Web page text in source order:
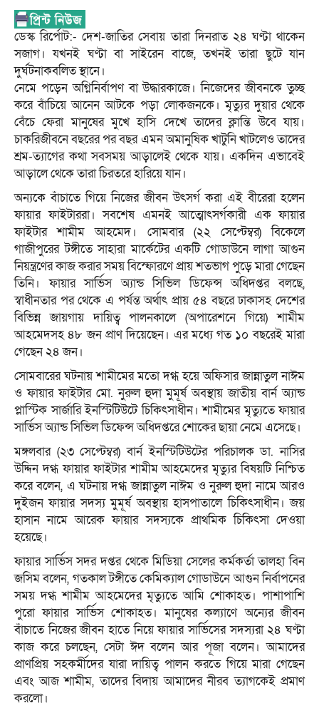
ডেস্ক রির্পোট:- দেশ-জাতির সেবায় তারা দিনরাত ২৪ ঘণ্টা থাকেন
সজাগ। যখনই ঘণ্টা বা সাইরেন বাজে, তখনই তারা ছুটে যান
দুর্ঘটনাকবলিত স্থানে।
নেমে পড়েন অগ্নিনির্বাপণ বা উদ্ধারকাজে। নিজেদের জীবনকে তুচ্ছ
করে বাঁচিয়ে আনেন আটকে পড়া লোকজনকে। মৃত্যুর দুয়ার থেকে
বেঁচে ফেরা মানুষের মুখে হাসি দেখে তাদের ক্লান্তি উবে যায়।
চাকরিজীবনে বছরের পর বছর এমন অমানুষিক খাটুনি খাটলেও তাদের
শ্রম-ত্যাগের কথা সবসময় আড়ালেই থেকে যায়। একদিন এভাবেই
আড়ালে থেকে তারা চিরতরে হারিয়ে যান।
অন্যকে বাঁচাতে গিয়ে নিজের জীবন উৎসর্গ করা এই বীরেরা হলেন
ফায়ার ফাইটাররা। সবশেষ এমনই আত্মোৎসর্গকারী এক ফায়ার
ফাইটার শামীম আহমেদ। সোমবার (২২ সেপ্টেম্বর) বিকেলে
গাজীপুরের টঙ্গীতে সাহারা মার্কেটের একটি গোডাউনে লাগা আগুন
নিয়ন্ত্রণের কাজ করার সময় বিস্ফোরণে প্রায় শতভাগ পুড়ে মারা গেছেন
তিনি। ফায়ার সার্ভিস অ্যান্ড সিভিল ডিফেন্স অধিদপ্তর বলছে,
স্বাধীনতার পর থেকে এ পর্যন্ত অর্থাৎ প্রায় ৫৪ বছরে ঢাকাসহ দেশের
বিভিন্ন জায়গায় দায়িত্ব পালনকালে (অপারেশনে গিয়ে) শামীম
আহমেদসহ ৪৮ জন প্রাণ দিয়েছেন। এর মধ্যে গত ১০ বছরেই মারা
গেছেন ২৪ জন।
সোমবারের ঘটনায় শামীমের মতো দগ্ধ হয়ে অফিসার জান্নাতুল নাঈম
ও ফায়ার ফাইটার মো. নুরুল হুদা মুমূর্ষ অবস্থায় জাতীয় বার্ন অ্যান্ড
প্লাস্টিক সার্জারি ইনস্টিটিউটে চিকিৎসাধীন। শামীমের মৃত্যুতে ফায়ার
সার্ভিস অ্যান্ড সিভিল ডিফেন্স অধিদপ্তরে শোকের ছায়া নেমে এসেছে।
মঙ্গলবার (২৩ সেপ্টেম্বর) বার্ন ইনস্টিটিউটের পরিচালক ডা. নাসির
উদ্দিন দগ্ধ ফায়ার ফাইটার শামীম আহমেদের মৃত্যুর বিষয়টি নিশ্চিত
করে বলেন, এ ঘটনায় দগ্ধ জান্নাতুল নাঈম ও নুরুল হুদা নামে আরও
দুইজন ফায়ার সদস্য মুমূর্ষ অবস্থায় হাসপাতালে চিকিৎসাধীন। জয়
হাসান নামে আরেক ফায়ার সদস্যকে প্রাথমিক চিকিৎসা দেওয়া
হয়েছে।
ফায়ার সার্ভিস সদর দপ্তর থেকে মিডিয়া সেলের কর্মকর্তা তালহা বিন
জসিম বলেন, গতকাল টঙ্গীতে কেমিক্যাল গোডাউনে আগুন নির্বাপনের
সময় দগ্ধ শামীম আহমেদের মৃত্যুতে আমি শোকাহত। পাশাপাশি
পুরো ফায়ার সার্ভিস শোকাহত। মানুষের কল্যাণে অন্যের জীবন
বাঁচাতে নিজের জীবন হাতে নিয়ে ফায়ার সার্ভিসের সদস্যরা ২৪ ঘণ্টা
কাজ করে চলছেন, সেটা ঈদ বলেন আর পূজা বলেন। আমাদের
প্রাণপ্রিয় সহকর্মীদের যারা দায়িত্ব পালন করতে গিয়ে মারা গেছেন
এবং আজ শামীম, তাদের বিদায় আমাদের নীরব ত্যাগকেই প্রমাণ
করলো।